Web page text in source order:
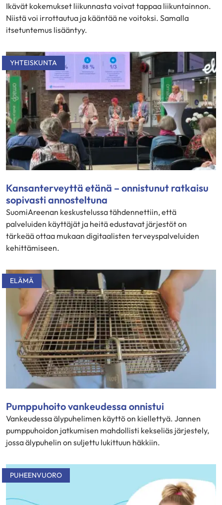
Ikävät kokemukset liikunnasta voivat tappaa liikuntainnon.
Niistä voi irrottautua ja kääntää ne voitoksi. Samalla
itsetuntemus lisääntyy.
YHTEISKUNTA
Kansanterveyttä etänä – onnistunut ratkaisu
sopivasti annosteltuna
SuomiAreenan keskustelussa tähdennettiin, että
palveluiden käyttäjät ja heitä edustavat järjestöt on
tärkeää ottaa mukaan digitaalisten terveyspalveluiden
kehittämiseen.
ELÄMÄ
Pumppuhoito vankeudessa onnistui
Vankeudessa älypuhelimen käyttö on kiellettyä. Jannen
pumppuhoidon jatkumisen mahdollisti kekseliäs järjestely,
jossa älypuhelin on suljettu lukittuun häkkiin.
PUHEENVUORO